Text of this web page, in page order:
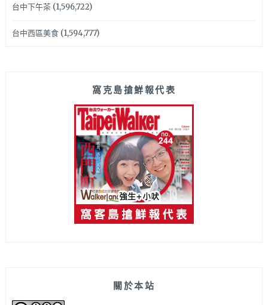
台中下午茶(1,596,722)
台中西區美食(1,594,777)
窩克島搶鮮報代表
關於本站